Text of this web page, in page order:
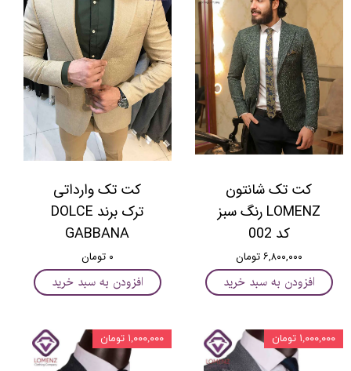
کت تک شانتون
LOMENZ رنگ سبز
کد 002
۶,۸۰۰,۰۰۰ تومان
افزودن به سبد خرید
کت تک وارداتی
ترک برند DOLCE
GABBANA
۰ تومان
افزودن به سبد خرید
۱,۰۰۰,۰۰۰ تومان ۱,۰۰۰,۰۰۰ تومان